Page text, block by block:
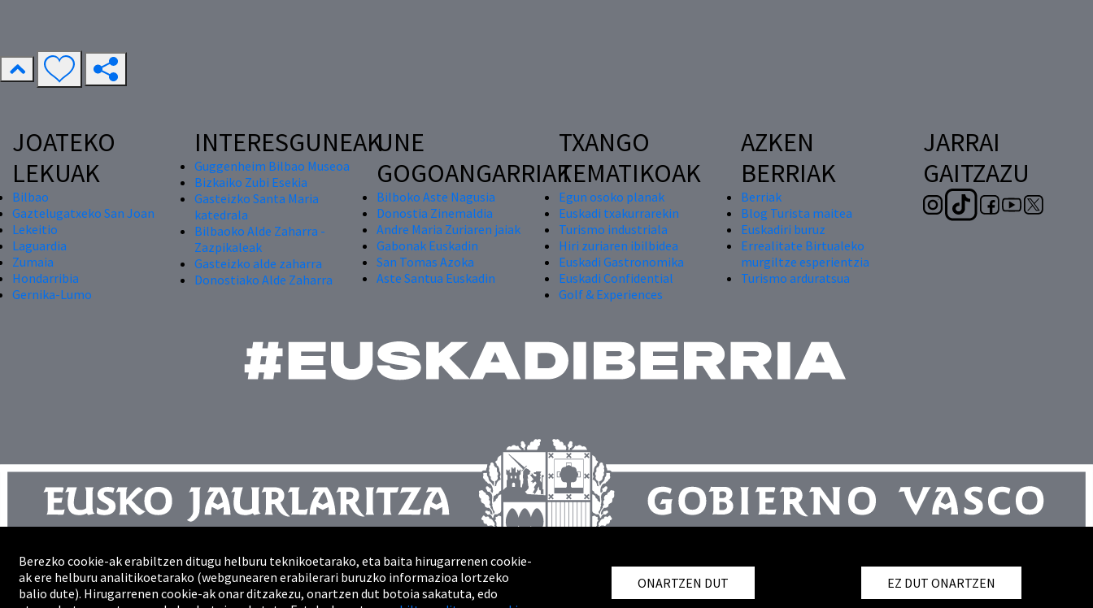
JOATEKO
LEKUAK
Bilbao
Gaztelugatxeko San Joan
Lekeitio
Laguardia
Zumaia
Hondarribia
Gernika-Lumo
INTERESGUNEAK
Guggenheim Bilbao Museoa
Bizkaiko Zubi Esekia
Gasteizko Santa Maria
katedrala
Bilbaoko Alde Zaharra -
Zazpikaleak
Gasteizko alde zaharra
Donostiako Alde Zaharra
UNE
GOGOANGARRIAK
Bilboko Aste Nagusia
Donostia Zinemaldia
Andre Maria Zuriaren jaiak
Gabonak Euskadin
San Tomas Azoka
Aste Santua Euskadin
TXANGO
TEMATIKOAK
Egun osoko planak
Euskadi txakurrarekin
Turismo industriala
Hiri zuriaren ibilbidea
Euskadi Gastronomika
Euskadi Confidential
Golf & Experiences
AZKEN
BERRIAK
Berriak
Blog Turista maitea
Euskadiri buruz
Errealitate Birtualeko
murgiltze esperientzia
Turismo arduratsua
JARRAI
GAITZAZU
Kontaktua
Gunearen mapa
Berezko cookie-ak erabiltzen ditugu helburu teknikoetarako, eta baita hirugarrenen cookie-
ak ere helburu analitikoetarako (webgunearen erabilerari buruzko informazioa lortzeko
balio dute). Hirugarrenen cookie-ak onar ditzakezu, onartzen dut botoia sakatuta, edo
ONARTZEN DUT EZ DUT ONARTZEN